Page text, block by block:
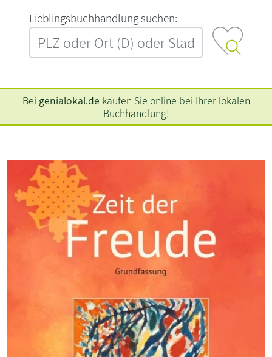
L‍i‍e‍b‍l‍i‍n‍g‍s‍b‍u‍c‍h‍h‍a‍n‍d‍l‍u‍n‍g‍ ‍s‍u‍c‍h‍e‍n‍:‍
Bei genialokal.de kaufen Sie online bei Ihrer lokalen
Buchhandlung!